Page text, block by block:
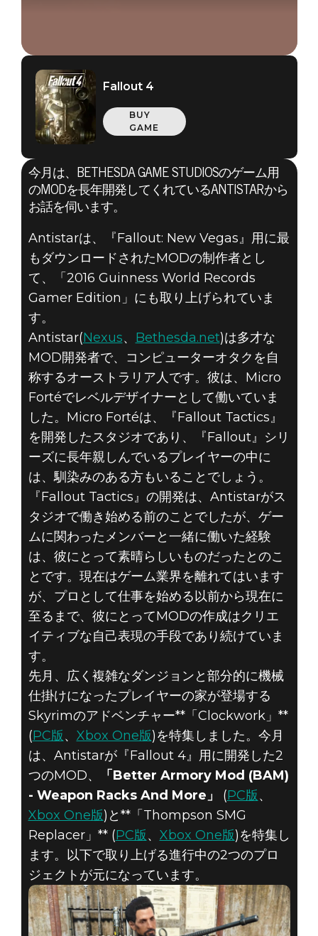
Fallout 4
2020年6月22日
今月のMOD開発
者: ANTISTAR
Fallout 4
BUY
GAME
今月は、BETHESDA GAME STUDIOSのゲーム用
のMODを長年開発してくれているANTISTARから
お話を伺います。
Antistarは、『Fallout: New Vegas』用に最
もダウンロードされたMODの制作者とし
て、「2016 Guinness World Records
Gamer Edition」にも取り上げられていま
す。
Antistar(Nexus、 Bethesda.net)は多才な
MOD開発者で、コンピューターオタクを自
称するオーストラリア人です。彼は、Micro
Fortéでレベルデザイナーとして働いていま
した。Micro Fortéは、『Fallout Tactics』
を開発したスタジオであり、『Fallout』シリ
ーズに長年親しんでいるプレイヤーの中に
は、馴染みのある方もいることでしょう。
『Fallout Tactics』の開発は、Antistarがス
タジオで働き始める前のことでしたが、ゲー
ムに関わったメンバーと一緒に働いた経験
は、彼にとって素晴らしいものだったとのこ
とです。現在はゲーム業界を離れてはいます
が、プロとして仕事を始める以前から現在に
至るまで、彼にとってMODの作成はクリエ
イティブな自己表現の手段であり続けていま
す。
先月、広く複雑なダンジョンと部分的に機械
仕掛けになったプレイヤーの家が登場する
Skyrimのアドベンチャー**「Clockwork」**
(PC版、 Xbox One版)を特集しました。今月
は、Antistarが『Fallout 4』用に開発した2
つのMOD、
「Better Armory Mod (BAM)
- Weapon Racks And More」
(PC版、
Xbox One版)と**「Thompson SMG
Replacer」** (PC版、 Xbox One版)を特集し
ます。以下で取り上げる進行中の2つのプロ
ジェクトが元になっています。